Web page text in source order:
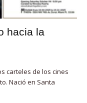
hacia la
carteles de los cines
Nació en Santa